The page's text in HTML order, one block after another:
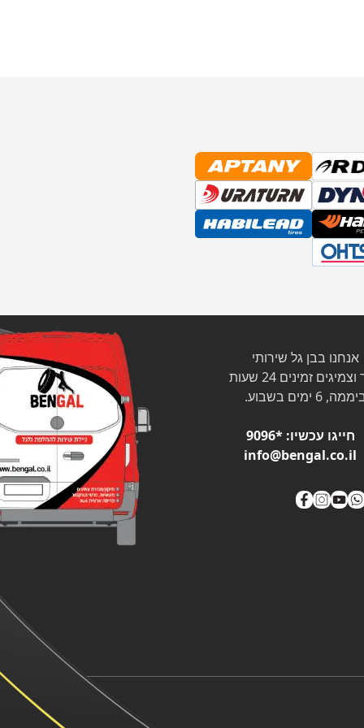
אנחנו בבן גל שירותי
זמינים 24 שעות
6 ימים בשבוע.
חייגו עכשיו:*9096
info@bengal.co.il